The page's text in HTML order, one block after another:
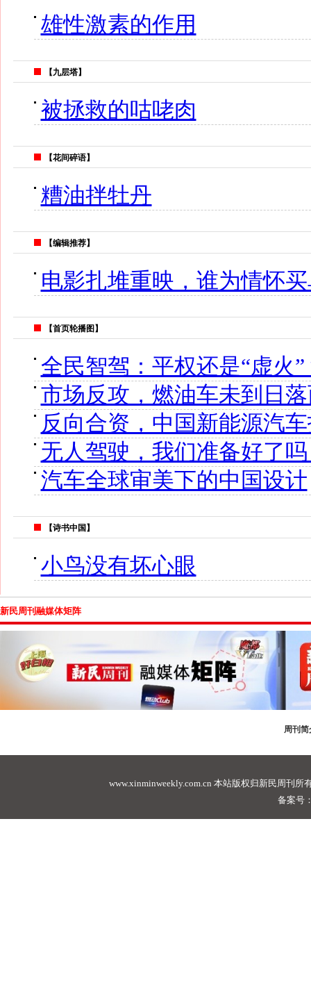
雄性激素的作用
【九层塔】
被拯救的咕咾肉
【花间碎语】
糟油拌牡丹
【编辑推荐】
电影扎堆重映，谁为情怀
【首页轮播图】
全民智驾：平权还是“虚火”
市场反攻，燃油车未到日
反向合资，中国新能源汽
无人驾驶，我们准备好了
汽车全球审美下的中国设计
【诗书中国】
小鸟没有坏心眼
新民周刊融媒体矩阵
周刊简
www.xinminweekly.com.cn 本站版权归新民周刊所
备案号